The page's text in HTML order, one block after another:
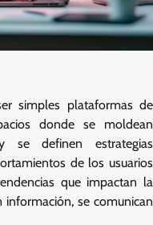
simples plataformas de
donde se moldean
se definen estrategias
de los usuarios
que impactan la
se comunican